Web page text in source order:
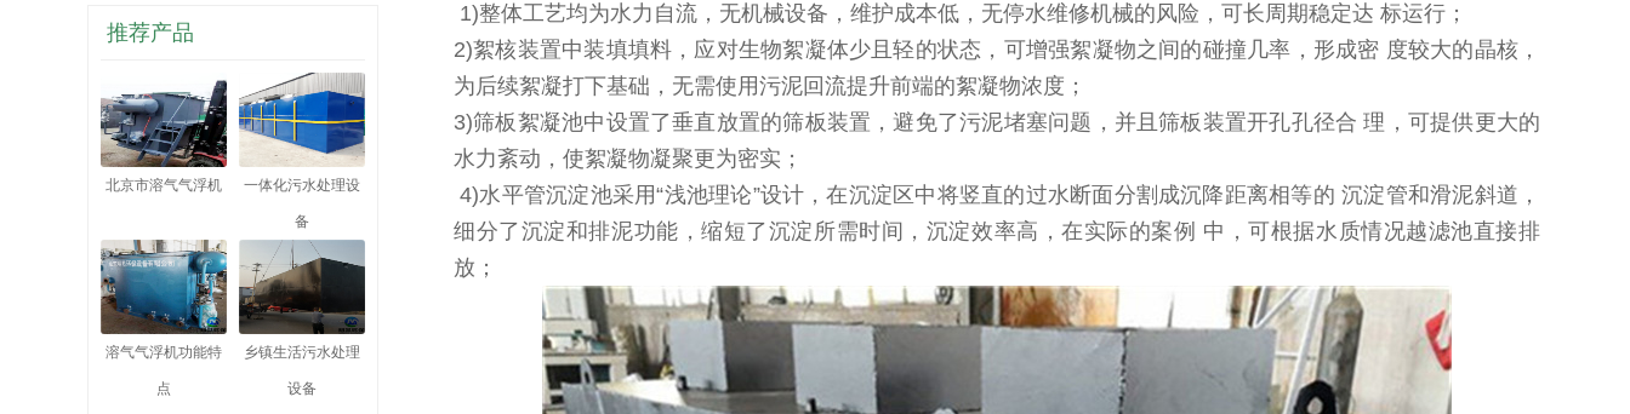
推荐产品
北京市溶气气浮机 一体化污水处理设
备
溶气气浮机功能特
点
乡镇生活污水处理
设备
1)整体工艺均为水力自流，无机械设备，维护成本低，无停水维修机械的风险，可长周期稳定达 标运行；
2)絮核装置中装填填料，应对生物絮凝体少且轻的状态，可增强絮凝物之间的碰撞几率，形成密 度较大的晶核，
为后续絮凝打下基础，无需使用污泥回流提升前端的絮凝物浓度；
3)筛板絮凝池中设置了垂直放置的筛板装置，避免了污泥堵塞问题，并且筛板装置开孔孔径合 理，可提供更大的
水力紊动，使絮凝物凝聚更为密实；
4)水平管沉淀池采用“浅池理论”设计，在沉淀区中将竖直的过水断面分割成沉降距离相等的 沉淀管和滑泥斜道，
细分了沉淀和排泥功能，缩短了沉淀所需时间，沉淀效率高，在实际的案例 中，可根据水质情况越滤池直接排
放；